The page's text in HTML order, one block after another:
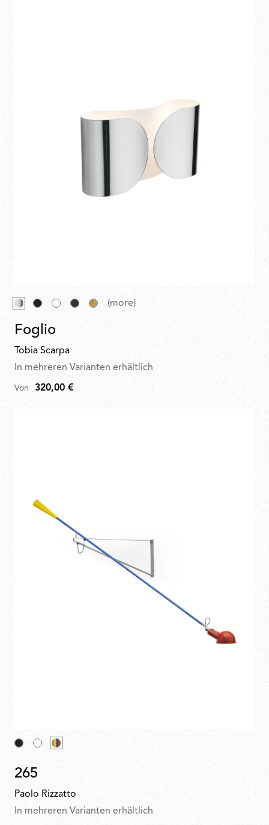
(more)
Foglio
Tobia Scarpa
In mehreren Varianten erhältlich
Von 320,00 €
265
Paolo Rizzatto
In mehreren Varianten erhältlich